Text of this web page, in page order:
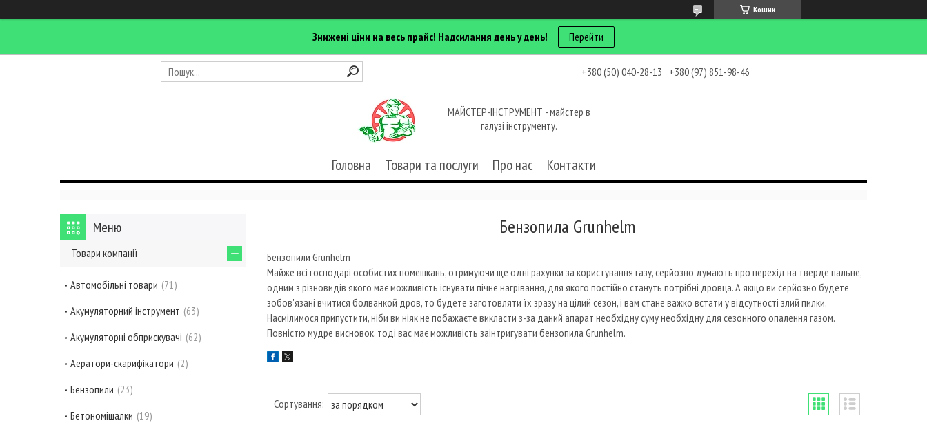
Кошик
Знижені ціни на весь прайс! Надсилання день у день! Перейти
+380 (50) 040-28-13 +380 (97) 851-98-46
МАЙСТЕР-ІНСТРУМЕНТ - майстер в
галузі інструменту.
Головна Товари та послуги Про нас Контакти
Бензопила Grunhelm
Бензопили Grunhelm
Майже всі господарі особистих помешкань, отримуючи ще одні рахунки за користування газу, серйозно думають про перехід на тверде пальне,
одним з різновидів якого має можливість існувати пічне нагрівання, для якого постійно стануть потрібні дровца. А якщо ви серйозно будете
зобов'язані вчитися болванкой дров, то будете заготовляти їх зразу на цілий сезон, і вам стане важко встати у відсутності злий пилки.
Насмілимося припустити, ніби ви ніяк не побажаєте викласти з-за даний апарат необхідну суму необхідну для сезонного опалення газом.
Повністю мудре висновок, тоді вас має можливість заінтригувати бензопила Grunhelm.
Товари компанії
Автомобільні товари 71
Акумуляторний інструмент 63
Акумуляторні обприскувачі 62
Аератори-скарифікатори 2
Бензопили 23
Бетономішалки 19